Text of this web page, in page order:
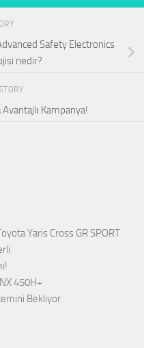
Safety Electronics
nedir?
Kampanya!
Yaris Cross GR SPORT
450H+
Bekliyor